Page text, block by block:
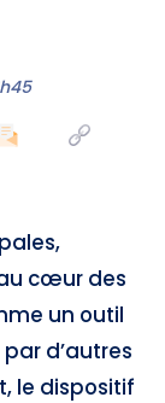
cœur des
un outil
d’autres
le dispositif